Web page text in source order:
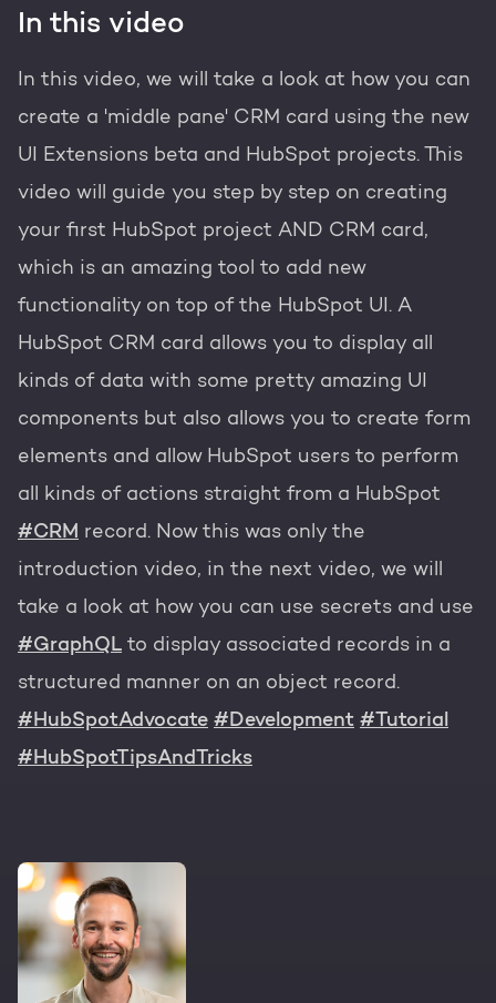
HubSpot websites
Modules & templates
Membership portals
Growth-driven design
Nederlands Zoek
In this video
In this video, we will take a look at how you can
create a 'middle pane' CRM card using the new
UI Extensions beta and HubSpot projects. This
video will guide you step by step on creating
your first HubSpot project AND CRM card,
which is an amazing tool to add new
functionality on top of the HubSpot UI. A
HubSpot CRM card allows you to display all
kinds of data with some pretty amazing UI
components but also allows you to create form
elements and allow HubSpot users to perform
all kinds of actions straight from a HubSpot
#CRM record. Now this was only the
introduction video, in the next video, we will
take a look at how you can use secrets and use
#GraphQL to display associated records in a
structured manner on an object record.
#HubSpotAdvocate #Development #Tutorial
#HubSpotTipsAndTricks